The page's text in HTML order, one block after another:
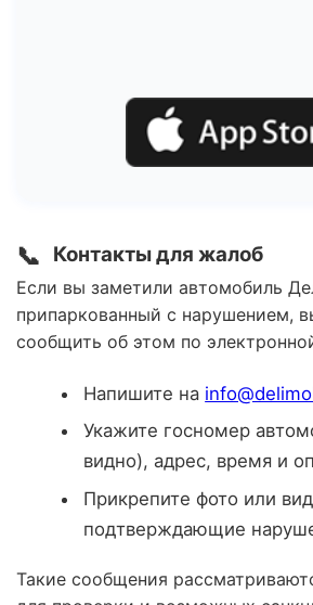
📞 Контакты для жалоб
Если вы заметили автомобиль
припаркованный с нарушением,
сообщить об этом по
Напишите на
Укажите госномер
видно), адрес, время и
Прикрепите фото или
подтверждающие
Такие сообщения